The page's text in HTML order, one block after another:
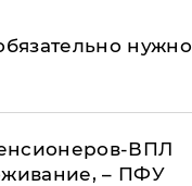
нужно
ВПЛ
– ПФУ